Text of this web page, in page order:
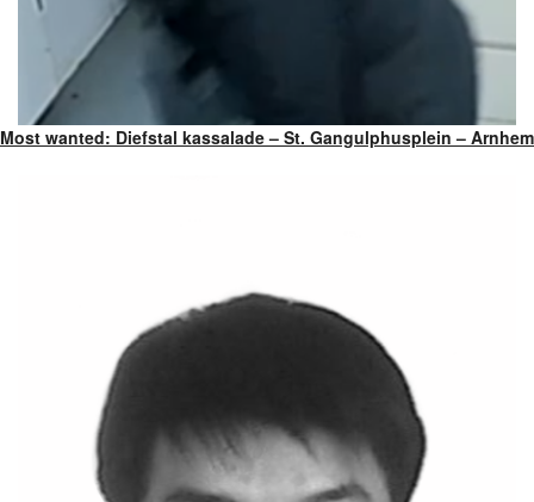
Most wanted: Diefstal kassalade – St. Gangulphusplein – Arnhem